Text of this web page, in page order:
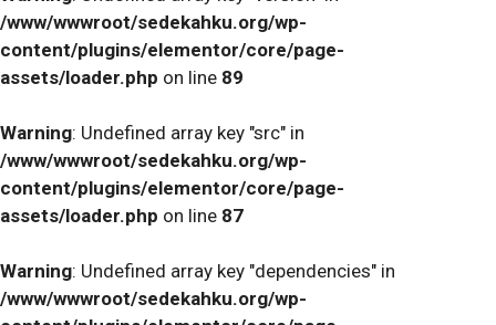
/www/wwwroot/sedekahku.org/wp-
content/plugins/elementor/core/page-
assets/loader.php on line 89
Warning: Undefined array key "src" in
/www/wwwroot/sedekahku.org/wp-
content/plugins/elementor/core/page-
assets/loader.php on line 87
Warning: Undefined array key "dependencies" in
/www/wwwroot/sedekahku.org/wp-